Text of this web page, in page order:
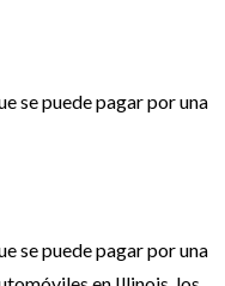
se puede pagar por una
se puede pagar por una